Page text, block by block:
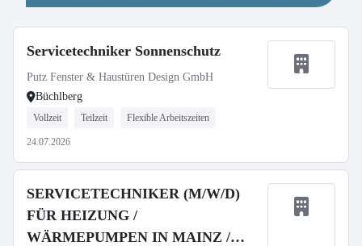
Servicetechniker Sonnenschutz
Putz Fenster & Haustüren Design GmbH
Büchlberg
Vollzeit Teilzeit Flexible Arbeitszeiten
24.07.2026
SERVICETECHNIKER (M/W/D)
FÜR HEIZUNG /
WÄRMEPUMPEN IN MAINZ /